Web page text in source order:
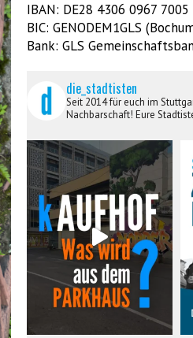
IBAN: DE28 4306 0967
BIC: GENODEM1GLS
Bank: GLS
die_stadtisten
Seit 2014 für euch im
Nachbarschaft! Eure